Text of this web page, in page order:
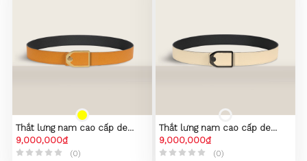
Thắt lưng nam cao cấp de
Handeé mặt khoá đen trắng
No.02
9,000,000₫
(0)
Thắt lưng nam cao cấp de
Handeé mặt khoá đen trắng
No.02
9,000,000₫
(0)